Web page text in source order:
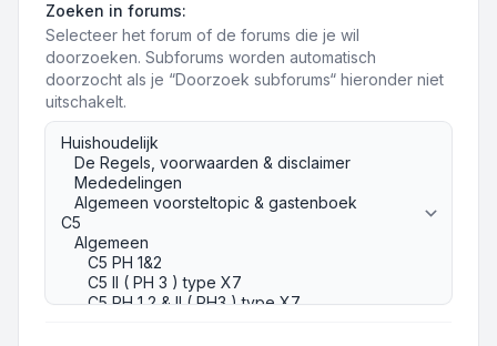
Zoeken in forums:
Selecteer het forum of de forums die je wil
doorzoeken. Subforums worden automatisch
doorzocht als je “Doorzoek subforums“ hieronder niet
uitschakelt.